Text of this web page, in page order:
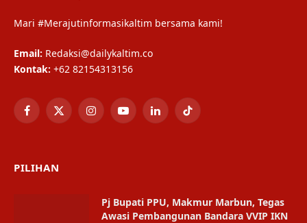
Mari #Merajutinformasikaltim bersama kami!
Email: Redaksi@dailykaltim.co
Kontak: +62 82154313156
Facebook
X
InstagramYouTubeLinkedInTikTok
PILIHAN
Pj Bupati PPU, Makmur Marbun, Tegas
Awasi Pembangunan Bandara VVIP IKN